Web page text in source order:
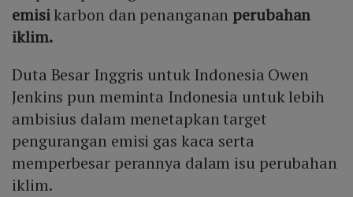
emisikarbon dan penangananperubahan
iklim.
Duta Besar Inggris untuk Indonesia Owen
Jenkins pun meminta Indonesia untuk lebih
ambisius dalam menetapkan target
pengurangan emisi gas kaca serta
memperbesar perannya dalam isu perubahan
iklim.